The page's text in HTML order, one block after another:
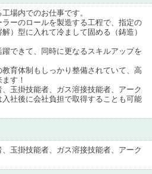
場内でのお仕事です。
ーのロールを製造する工程で、指定の
）型に入れて冷まして固める（鋳造）
できて、同時に更なるスキルアップを
育体制もしっかり整備されていて、高
す！
玉掛技能者、ガス溶接技能者、アーク
社後に会社負担で取得することも可能
玉掛技能者、ガス溶接技能者、アーク